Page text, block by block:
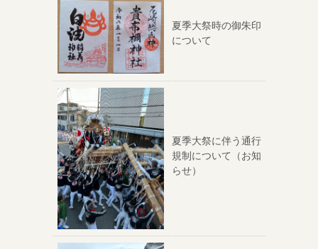
夏季大祭時の御朱印
について
夏季大祭に伴う通行
規制について（お知
らせ）